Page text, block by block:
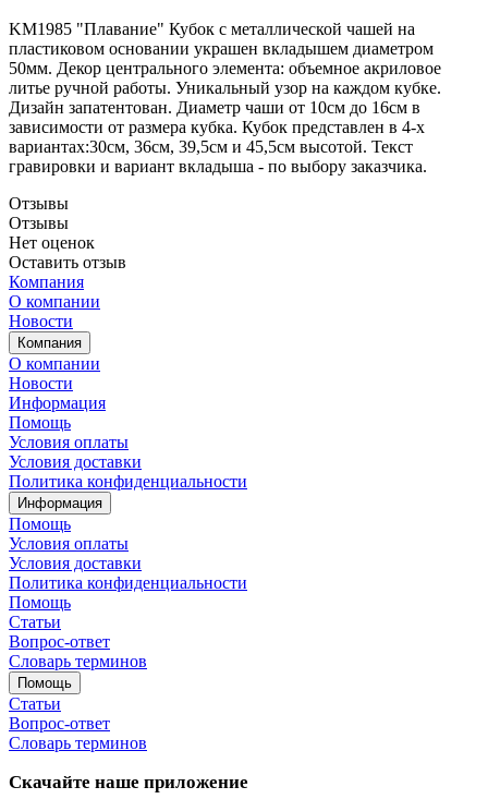
KM1985 "Плавание" Кубок с металлической чашей на
пластиковом основании украшен вкладышем диаметром
50мм. Декор центрального элемента: объемное акриловое
литье ручной работы. Уникальный узор на каждом кубке.
Дизайн запатентован. Диаметр чаши от 10см до 16см в
зависимости от размера кубка. Кубок представлен в 4-х
вариантах:30см, 36см, 39,5см и 45,5см высотой. Текст
гравировки и вариант вкладыша - по выбору заказчика.
Отзывы
Отзывы
Нет оценок
Оставить отзыв
Компания
О компании
Новости
Компания
О компании
Новости
Информация
Помощь
Условия оплаты
Условия доставки
Политика конфиденциальности
Информация
Помощь
Условия оплаты
Условия доставки
Политика конфиденциальности
Помощь
Статьи
Вопрос-ответ
Словарь терминов
Помощь
Статьи
Вопрос-ответ
Словарь терминов
Скачайте наше приложение